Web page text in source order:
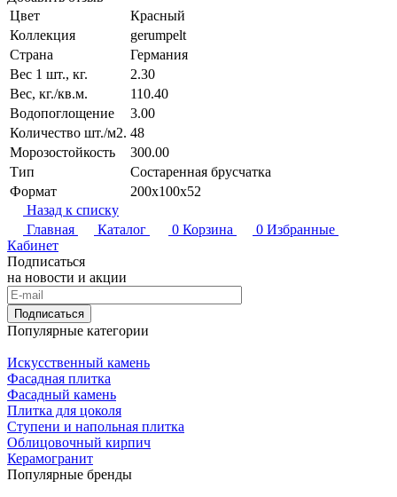
Цвет
Красный
Коллекция
gerumpelt
Страна
Германия
Вес 1 шт., кг.
2.30
Вес, кг./кв.м.
110.40
Водопоглощение
3.00
Количество шт./м2. 48
Морозостойкость
300.00
Тип
Состаренная брусчатка
Формат
200х100х52
Назад к списку
Главная
Каталог 0 Корзина 0 Избранные
Кабинет
Подписаться
на новости и акции
Подписаться
Популярные категории
Искусственный камень
Фасадная плитка
Фасадный камень
Плитка для цоколя
Ступени и напольная плитка
Облицовочный кирпич
Керамогранит
Популярные бренды